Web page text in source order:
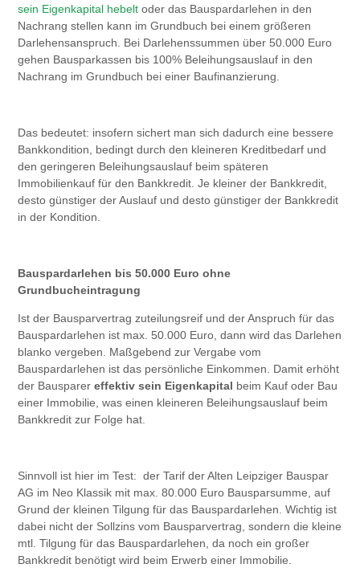
sein Eigenkapital hebelt oder das Bauspardarlehen in den
Nachrang stellen kann im Grundbuch bei einem größeren
Darlehensanspruch. Bei Darlehenssummen über 50.000 Euro
gehen Bausparkassen bis 100% Beleihungsauslauf in den
Nachrang im Grundbuch bei einer Baufinanzierung.
Das bedeutet: insofern sichert man sich dadurch eine bessere
Bankkondition, bedingt durch den kleineren Kreditbedarf und
den geringeren Beleihungsauslauf beim späteren
Immobilienkauf für den Bankkredit. Je kleiner der Bankkredit,
desto günstiger der Auslauf und desto günstiger der Bankkredit
in der Kondition.
Bauspardarlehen bis 50.000 Euro ohne
Grundbucheintragung
Ist der Bausparvertrag zuteilungsreif und der Anspruch für das
Bauspardarlehen ist max. 50.000 Euro, dann wird das Darlehen
blanko vergeben. Maßgebend zur Vergabe vom
Bauspardarlehen ist das persönliche Einkommen. Damit erhöht
der Bausparereffektiv sein Eigenkapital beim Kauf oder Bau
einer Immobilie, was einen kleineren Beleihungsauslauf beim
Bankkredit zur Folge hat.
Sinnvoll ist hier im Test: der Tarif der Alten Leipziger Bauspar
AG im Neo Klassik mit max. 80.000 Euro Bausparsumme, auf
Grund der kleinen Tilgung für das Bauspardarlehen. Wichtig ist
dabei nicht der Sollzins vom Bausparvertrag, sondern die kleine
mtl. Tilgung für das Bauspardarlehen, da noch ein großer
Bankkredit benötigt wird beim Erwerb einer Immobilie.